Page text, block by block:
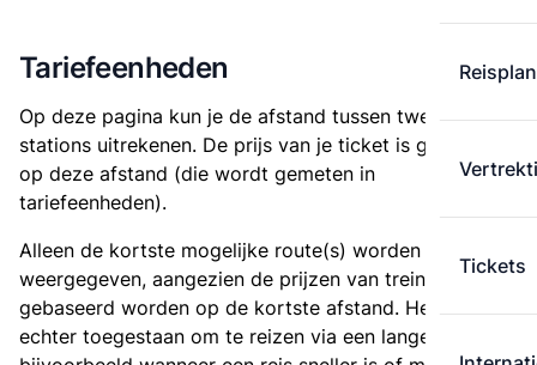
Tickets
Tariefeenheden
Op deze pagina kun je de afstand tussen twee
stations uitrekenen. De prijs van je ticket is gebaseerd
op deze afstand (die wordt gemeten in
tariefeenheden).
Alleen de kortste mogelijke route(s) worden
weergegeven, aangezien de prijzen van treintickets
gebaseerd worden op de kortste afstand. Het is
echter toegestaan om te reizen via een langere route,